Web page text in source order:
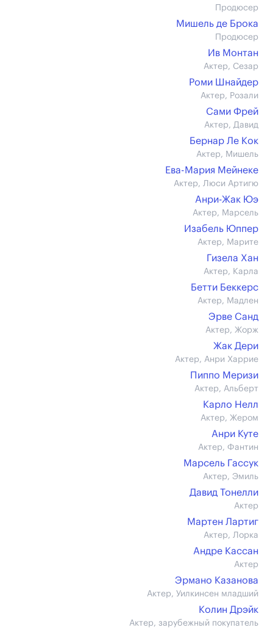
Продюсер
Мишель де Брока
Продюсер
Ив Монтан
Актер, Сезар
Роми Шнайдер
Актер, Розали
Сами Фрей
Актер, Давид
Бернар Ле Кок
Актер, Мишель
Ева-Мария Мейнеке
Актер, Люси Артигю
Анри-Жак Юэ
Актер, Марсель
Изабель Юппер
Актер, Марите
Гизела Хан
Актер, Карла
Бетти Беккерс
Актер, Мадлен
Эрве Санд
Актер, Жорж
Жак Дери
Актер, Анри Харрие
Пиппо Меризи
Актер, Альберт
Карло Нелл
Актер, Жером
Анри Куте
Актер, Фантин
Марсель Гассук
Актер, Эмиль
Давид Тонелли
Актер
Мартен Лартиг
Актер, Лорка
Андре Кассан
Актер
Эрмано Казанова
Актер, Уилкинсен младший
Колин Дрэйк
Актер, зарубежный покупатель